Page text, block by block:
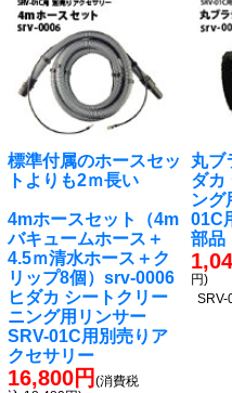
標準付属のホースセッ
トよりも2ｍ長い
4mホースセット（4m
バキュームホース＋
4.5ｍ清水ホース＋ク
リップ8個）srv-0006
ヒダカ シートクリー
ニング用リンサー
SRV-01C用別売りア
クセサリー
16,800円(消費税
丸ブ
ダカ
ング
01C
部品
円)